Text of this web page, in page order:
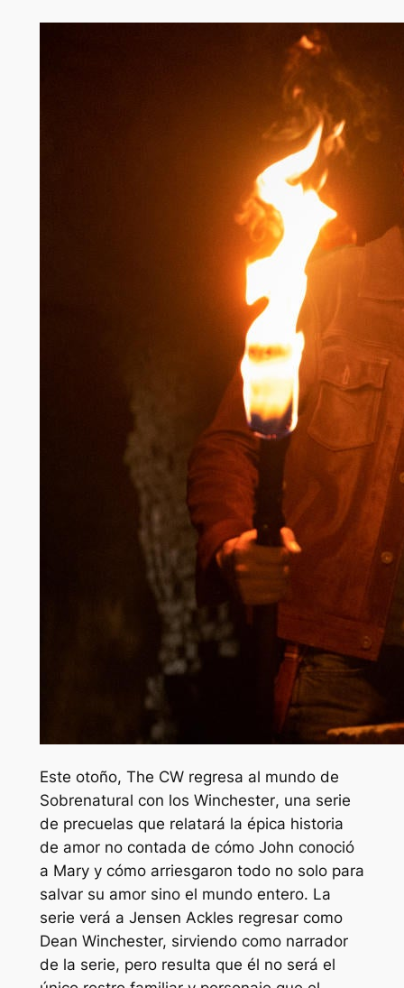
Este otoño, The CW regresa al mundo de
Sobrenatural con los Winchester, una serie
de precuelas que relatará la épica historia
de amor no contada de cómo John conoció
a Mary y cómo arriesgaron todo no solo para
salvar su amor sino el mundo entero. La
serie verá a Jensen Ackles regresar como
Dean Winchester, sirviendo como narrador
de la serie, pero resulta que él no será el